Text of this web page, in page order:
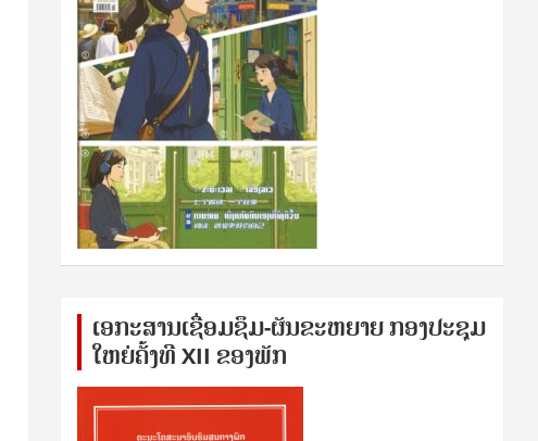
ເອກ​ະ​ສານ​ເຊ​ື່ອມ​ຊ​ຶມ-ຜັນ​ຂະ​ຫ​ຍາຍ ກອງ​ປະ​ຊຸມ​
ໃຫຍ່​ຄັ້ງ​ທີ XII ຂອງ​ພັກ